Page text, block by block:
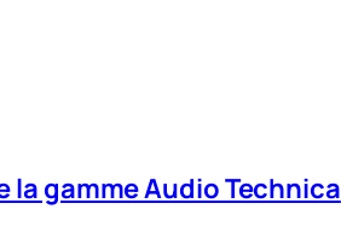
la gamme Audio Technica